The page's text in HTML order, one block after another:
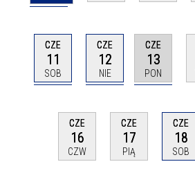
CZE
11
SOB
CZE
12
NIE
CZE
13
PON
CZE
16
CZW
CZE
17
PIĄ
CZE
18
SOB